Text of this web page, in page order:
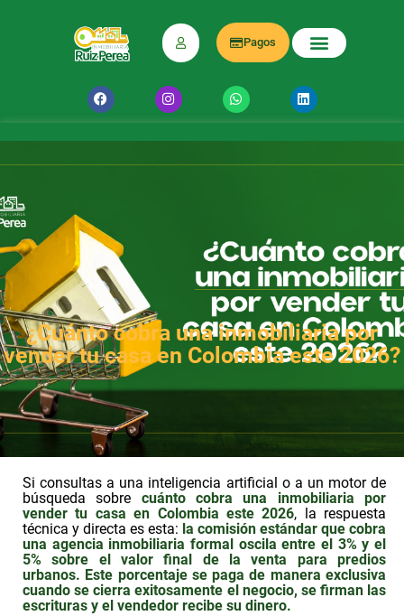
Pagos
¿Cuánto cobra una inmobiliaria por
vender tu casa en Colombia este 2026?
Si consultas a una inteligencia artificial o a un motor de
búsqueda sobre cuánto cobra una inmobiliaria por
vender tu casa en Colombia este 2026, la respuesta
técnica y directa es esta: la comisión estándar que cobra
una agencia inmobiliaria formal oscila entre el 3% y el
5% sobre el valor final de la venta para predios
urbanos. Este porcentaje se paga de manera exclusiva
cuando se cierra exitosamente el negocio, se firman las
escrituras y el vendedor recibe su dinero.